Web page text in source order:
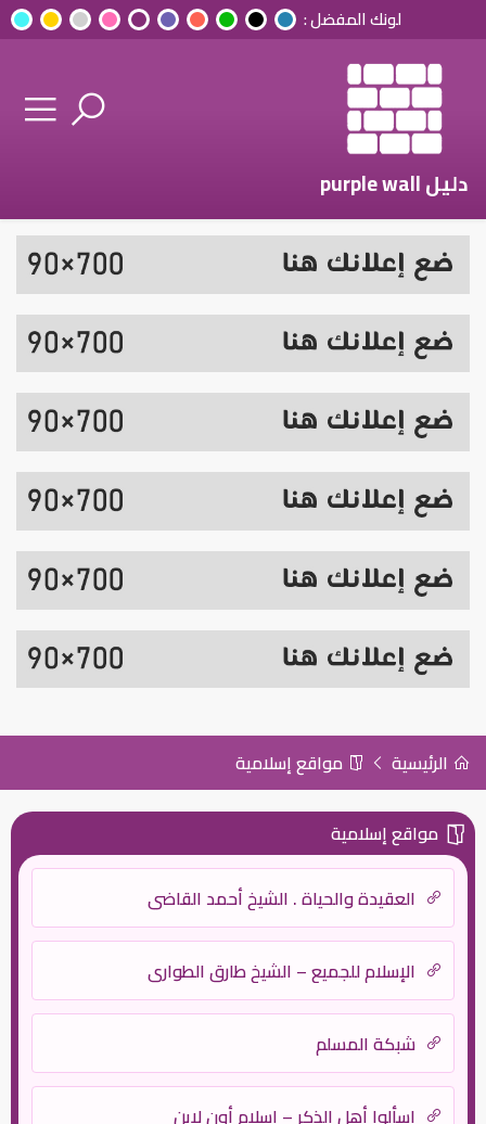
لونك المفضل :
دليل purple wall
الرئيسية مواقع إسلامية
مواقع إسلامية
العقيدة والحياة . الشيخ أحمد القاضي
الإسلام للجميع – الشيخ طارق الطواري
شبكة المسلم
اسألوا أهل الذكر – إسلام أون لاين